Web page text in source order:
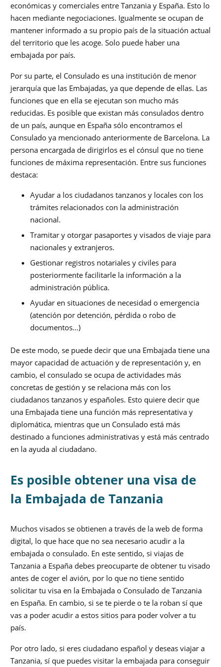
económicas y comerciales entre Tanzania y España. Esto lo
hacen mediante negociaciones. Igualmente se ocupan de
mantener informado a su propio país de la situación actual
del territorio que les acoge. Solo puede haber una
embajada por país.
Por su parte, el Consulado es una institución de menor
jerarquía que las Embajadas, ya que depende de ellas. Las
funciones que en ella se ejecutan son mucho más
reducidas. Es posible que existan más consulados dentro
de un país, aunque en España sólo encontramos el
Consulado ya mencionado anteriormente de Barcelona. La
persona encargada de dirigirlos es el cónsul que no tiene
funciones de máxima representación. Entre sus funciones
destaca:
Ayudar a los ciudadanos tanzanos y locales con los
trámites relacionados con la administración
nacional.
Tramitar y otorgar pasaportes y visados de viaje para
nacionales y extranjeros.
Gestionar registros notariales y civiles para
posteriormente facilitarle la información a la
administración pública.
Ayudar en situaciones de necesidad o emergencia
(atención por detención, pérdida o robo de
documentos…)
De este modo, se puede decir que una Embajada tiene una
mayor capacidad de actuación y de representación y, en
cambio, el consulado se ocupa de actividades más
concretas de gestión y se relaciona más con los
ciudadanos tanzanos y españoles. Esto quiere decir que
una Embajada tiene una función más representativa y
diplomática, mientras que un Consulado está más
destinado a funciones administrativas y está más centrado
en la ayuda al ciudadano.
Es posible obtener una visa de
la Embajada de Tanzania
Muchos visados se obtienen a través de la web de forma
digital, lo que hace que no sea necesario acudir a la
embajada o consulado. En este sentido, si viajas de
Tanzania a España debes preocuparte de obtener tu visado
antes de coger el avión, por lo que no tiene sentido
solicitar tu visa en la Embajada o Consulado de Tanzania
en España. En cambio, si se te pierde o te la roban sí que
vas a poder acudir a estos sitios para poder volver a tu
país.
Por otro lado, si eres ciudadano español y deseas viajar a
Tanzania, sí que puedes visitar la embajada para conseguir